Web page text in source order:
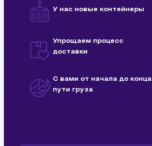
У нас новые контейнеры
Упрощаем процесс
доставки
С вами от начала до конца
пути груза